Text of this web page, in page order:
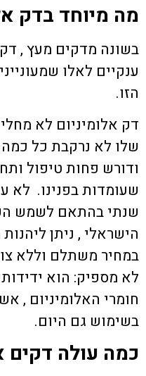
מה מיוחד בדק
בשונה מדקים מעץ , דק
ענקיים לאלו
הזו.
דק אלומיניום לא
שלו לא נרקבת כל כמה
ודורש פחות טיפול
שעומדות בפנינו. לא
שנתי בהתאם לשמש
הישראלי , ניתן
במחיר משתלם וללא
חומרי האלומיניום ,
בשימוש גם היום.
כמה עולה דקים